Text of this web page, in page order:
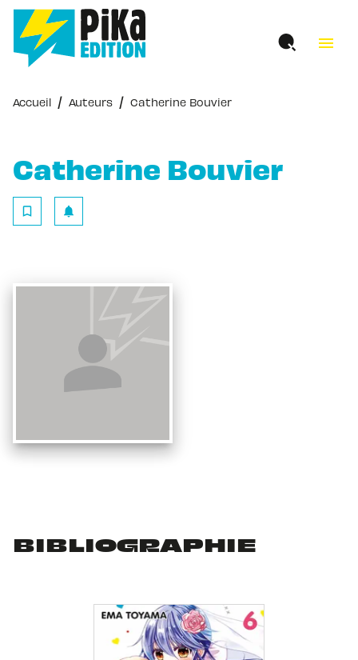
MENU RECHERCHE
PIED DE PAGE
menu
Accueil / Auteurs / Catherine Bouvier
Catherine Bouvier
bookmark_border notifications
BIBLIOGRAPHIE